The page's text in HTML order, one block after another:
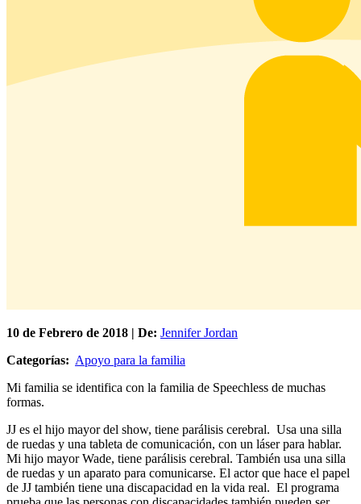
10 de Febrero de 2018 | De: Jennifer Jordan
Categorías: Apoyo para la familia
Mi familia se identifica con la familia de Speechless de muchas
formas.
JJ es el hijo mayor del show, tiene parálisis cerebral. Usa una silla
de ruedas y una tableta de comunicación, con un láser para hablar.
Mi hijo mayor Wade, tiene parálisis cerebral. También usa una silla
de ruedas y un aparato para comunicarse. El actor que hace el papel
de JJ también tiene una discapacidad en la vida real. El programa